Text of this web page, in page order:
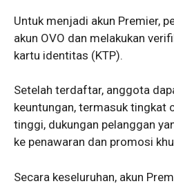
Untuk menjadi akun Premier,
akun OVO dan melakukan
kartu identitas (KTP).
Setelah terdaftar, anggota
keuntungan, termasuk tingkat
tinggi, dukungan pelanggan
ke penawaran dan promosi
Secara keseluruhan, akun